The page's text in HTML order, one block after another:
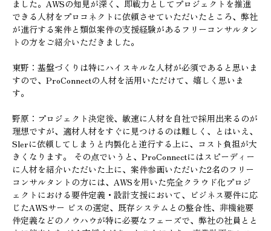
ました。AWSの知見が深く、即戦力としてプロジェクトを推進
できる人材をプロコネクトに依頼させていただいたところ、弊社
が進行する案件と類似案件の支援経験があるフリーコンサルタン
トの方をご紹介いただきました。
東野：基盤づくりは特にハイスキルな人材が必須であると思いま
すので、ProConnectの人材を活用いただけて、嬉しく思いま
す。
野原：プロジェクト決定後、敏速に人材を自社で採用出来るのが
理想ですが、適材人材をすぐに見つけるのは難しく、とはいえ、
Slerに依頼してしまうと内製化と逆行する上に、コスト負担が大
きくなります。 その点でいうと、ProConnectにはスピーディー
に人材を紹介いただいた上に、案件参画いただいた2名のフリー
コンサルタントの方には、AWSを用いた完全クラウド化プロジ
ェクトにおける要件定義・設計支援において、ビジネス要件に応
じたAWSサー ビスの選定、既存システムとの整合性、非機能要
件定義などのノウハウが特に必要なフェーズで、弊社の社員とと